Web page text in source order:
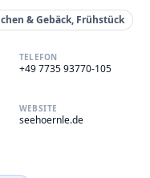
& Gebäck, Frühstück
TELEFON
+49 7735 93770-105
WEBSITE
seehoernle.de